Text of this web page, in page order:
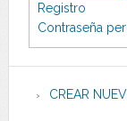
Registro
Contraseña
CREAR